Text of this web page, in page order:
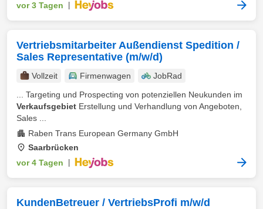
vor 3 Tagen
Vertriebsmitarbeiter Außendienst Spedition​ /
Sales Representative ​(m/w/d)
Vollzeit Firmenwagen
JobRad
... Targeting und Prospecting von potenziellen Neukunden im
Verkaufsgebiet Erstellung und Verhandlung von Angeboten,
Sales ...
Raben Trans European Germany GmbH
Saarbrücken
vor 4 Tagen
KundenBetreuer / VertriebsProfi m/w/d